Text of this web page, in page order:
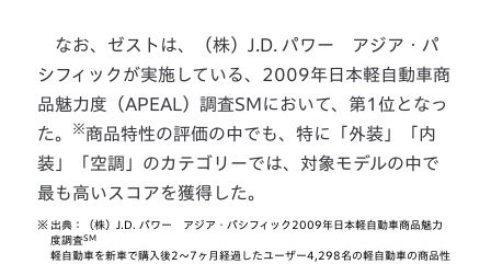
なお、ゼストは、（株）J.D. パワー アジア・パ
シフィックが実施している、2009年日本軽自動車商
品魅力度（APEAL）調査SMにおいて、第1位となっ
た。
※商品特性の評価の中でも、特に「外装」「内
装」「空調」のカテゴリーでは、対象モデルの中で
最も高いスコアを獲得した。
※ 出典：（株）J.D. パワー アジア・パシフィック2009年日本軽自動車商品魅力
度調査SM
軽自動車を新車で購入後2〜7ヶ月経過したユーザー4,298名の軽自動車の商品性